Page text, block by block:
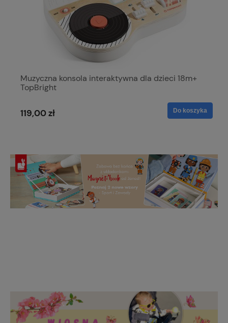
Muzyczna konsola interaktywna dla dzieci 18m+
TopBright
119,00 zł Do koszyka